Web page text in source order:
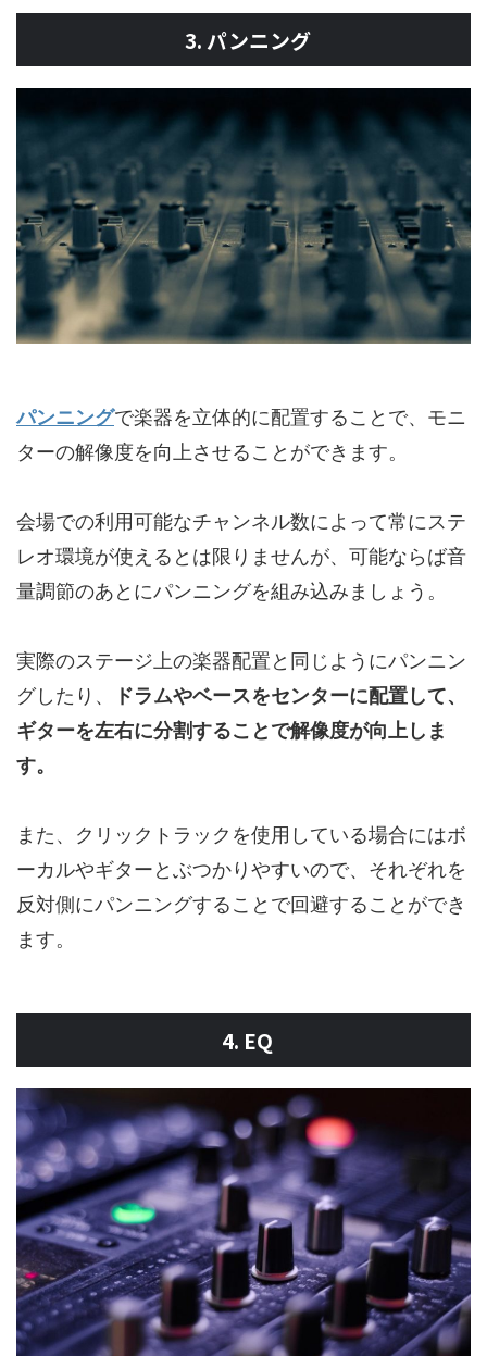
3. パンニング
パンニングで楽器を立体的に配置することで、モニ
ターの解像度を向上させることができます。
会場での利用可能なチャンネル数によって常にステ
レオ環境が使えるとは限りませんが、可能ならば音
量調節のあとにパンニングを組み込みましょう。
実際のステージ上の楽器配置と同じようにパンニン
グしたり、
ドラムやベースをセンターに配置して、
ギターを左右に分割することで解像度が向上しま
す。
また、クリックトラックを使用している場合にはボ
ーカルやギターとぶつかりやすいので、それぞれを
反対側にパンニングすることで回避することができ
ます。
4. EQ